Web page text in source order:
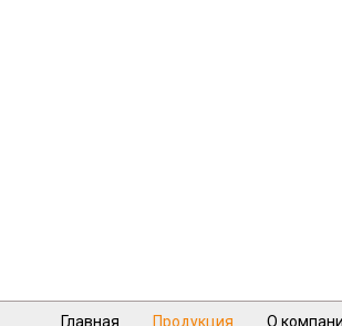
Главная Продукция О